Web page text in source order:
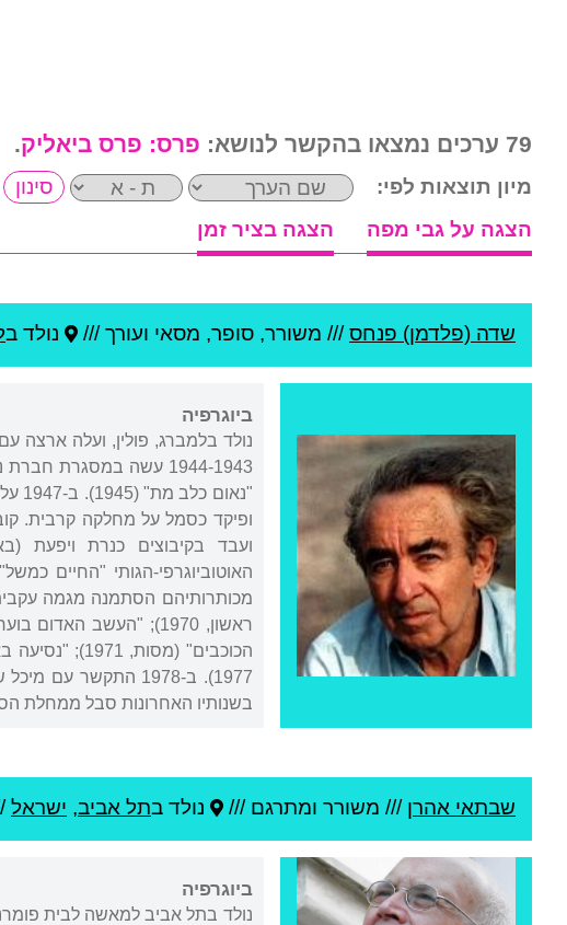
79 ערכים נמצאו בהקשר לנושא: פרס: פרס ביאליק.
מיון תוצאות לפי:
הצגה על גבי מפה
הצגה בציר זמן
שדה (פלדמן) פנחס/// משורר, סופר, מסאי ועורך /// נולד ב
ביוגרפיה
1944-1943 עשה במסגרת
בשנותיו האחרונות סבל ממחלת הסרטן,
שבתאי אהרן /// משורר ומתרגם /// נולד בתל אביב, ישראל
ביוגרפיה
נולד בתל אביב למאשה לבית